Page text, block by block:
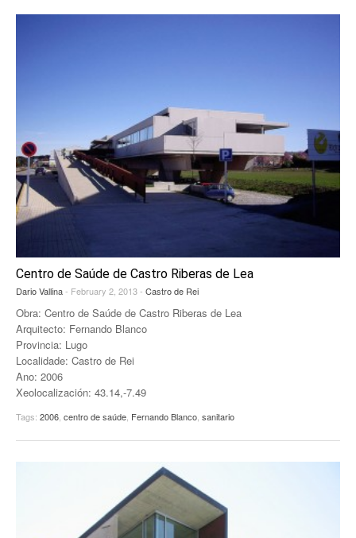
Centro de Saúde de Castro Riberas de Lea
Dario Vallina- February 2, 2013 - Castro de Rei
Obra: Centro de Saúde de Castro Riberas de Lea
Arquitecto: Fernando Blanco
Provincia: Lugo
Localidade: Castro de Rei
Ano: 2006
Xeolocalización: 43.14,-7.49
Tags: 2006 centro de saúde Fernando Blanco sanitario